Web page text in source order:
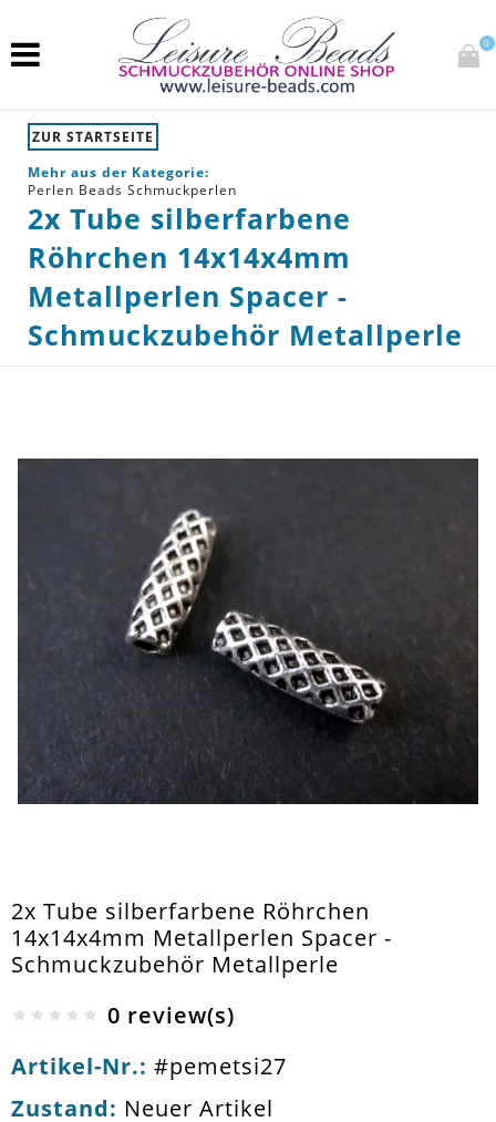
0
ZUR STARTSEITE
Mehr aus der Kategorie:
Perlen Beads Schmuckperlen
2x Tube silberfarbene
Röhrchen 14x14x4mm
Metallperlen Spacer -
Schmuckzubehör Metallperle
2x Tube silberfarbene Röhrchen
14x14x4mm Metallperlen Spacer -
Schmuckzubehör Metallperle
0 review(s)
Artikel-Nr.: #pemetsi27
Zustand: Neuer Artikel